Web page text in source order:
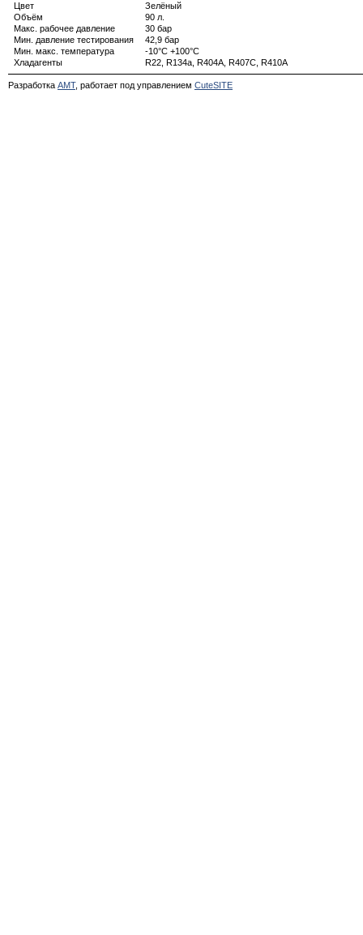
Цвет
Зелёный
Объём
90 л.
Макс. рабочее давление
30 бар
Мин. давление тестирования
42,9 бар
Мин. макс. температура
-10°С +100°С
Хладагенты
R22, R134a, R404A, R407C, R410A
Разработка АМТ, работает под управлением CuteSITE